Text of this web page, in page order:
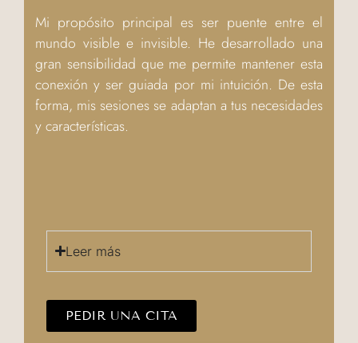
Mi propósito principal es ser puente entre el
mundo visible e invisible. He desarrollado una
gran sensibilidad que me permite mantener esta
conexión y ser guiada por mi intuición. De esta
forma, mis sesiones se adaptan a tus necesidades
y características.
Leer más
PEDIR UNA CITA